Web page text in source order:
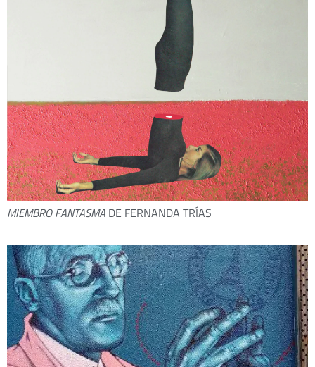
MIEMBRO FANTASMA DE FERNANDA TRÍAS